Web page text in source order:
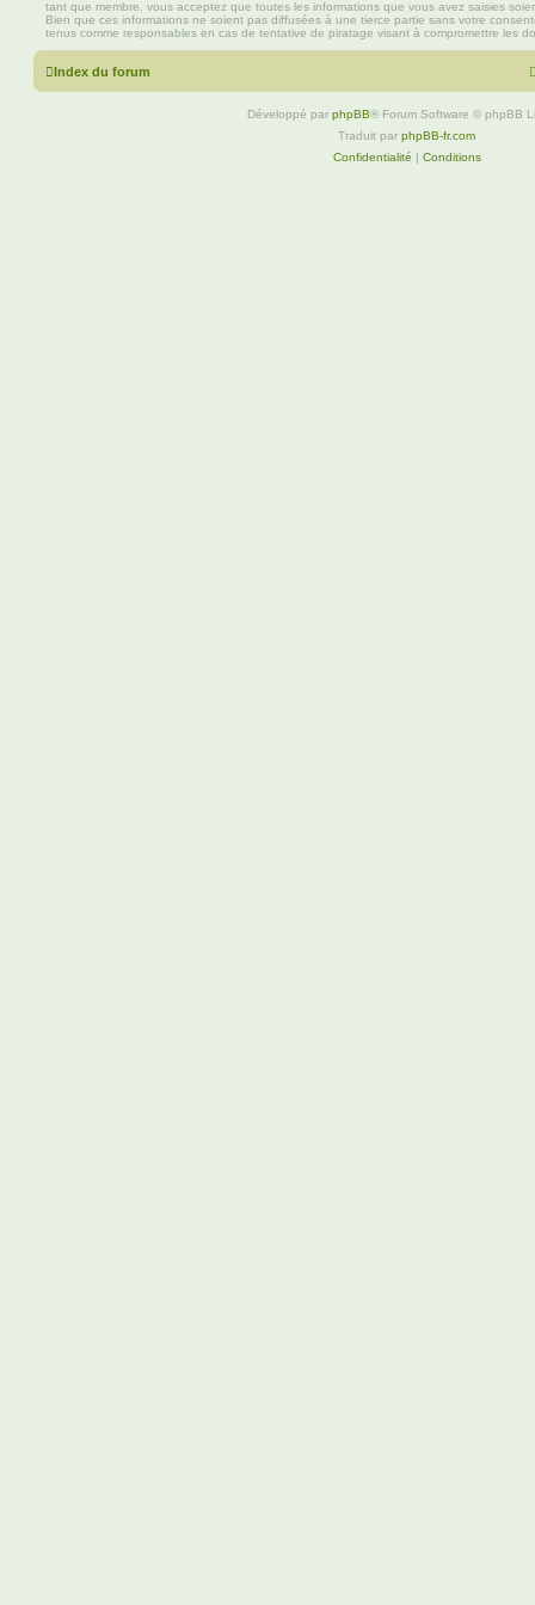
tant que membre, vous acceptez que toutes les informations que vous avez saisies
Bien que ces informations ne soient pas diffusées à une tierce partie sans votre
tenus comme responsables en cas de tentative de piratage visant à compromettre les
Index du forum
Développé par phpBB® Forum Software © phpBB
Traduit par phpBB-fr.com
Confidentialité | Conditions